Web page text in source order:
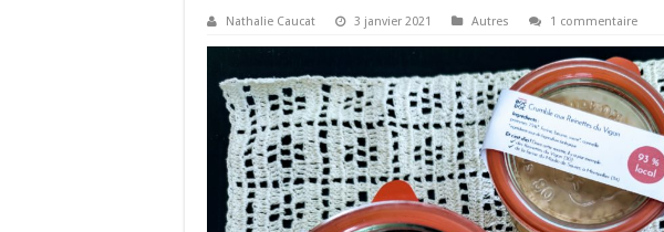
Nathalie Caucat 3 janvier 2021 Autres 1 commentaire